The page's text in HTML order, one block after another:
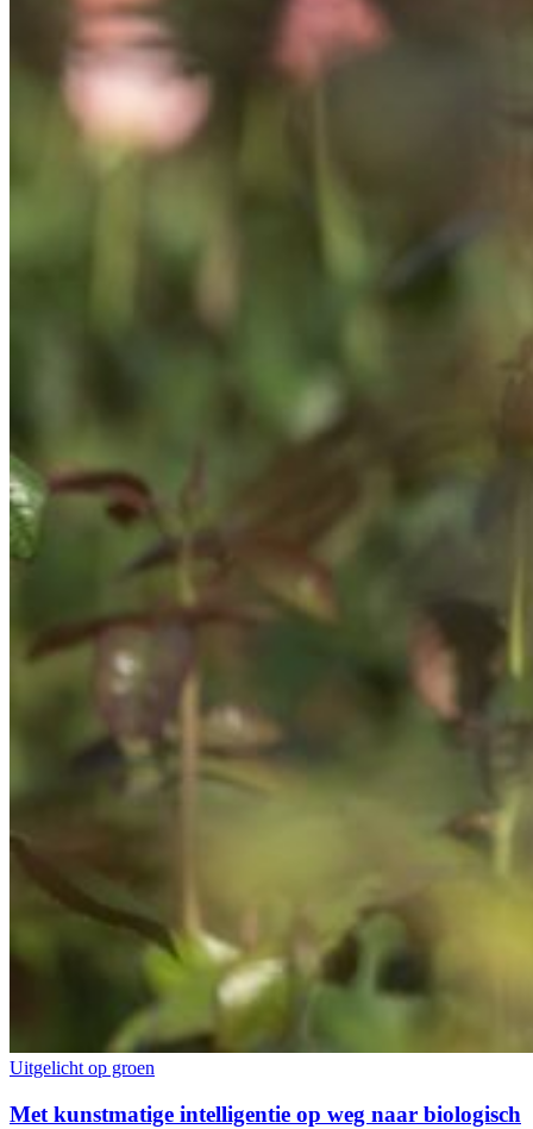
Uitgelicht op groen
Met kunstmatige intelligentie op weg naar biologisch